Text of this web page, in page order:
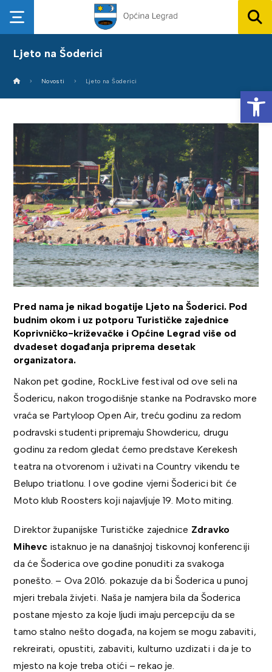
Ljeto na Šoderici
Novosti Ljeto na Šoderici
Pred nama je nikad bogatije Ljeto na Šoderici. Pod
budnim okom i uz potporu Turističke zajednice
Koprivničko-križevačke i Općine Legrad više od
dvadeset događanja priprema desetak
organizatora.
Nakon pet godine, RockLive festival od ove seli na
Šodericu, nakon trogodišnje stanke na Podravsko more
vraća se Partyloop Open Air, treću godinu za redom
podravski studenti pripremaju Showdericu, drugu
godinu za redom gledat ćemo predstave Kerekesh
teatra na otvorenom i uživati na Country vikendu te
Belupo triatlonu. I ove godine vjerni Šoderici bit će
Moto klub Roosters koji najavljuje 19. Moto miting.
Direktor županijske Turističke zajednice Zdravko
Mihevc istaknuo je na današnjoj tiskovnoj konferenciji
da će Šoderica ove godine ponuditi za svakoga
ponešto. – Ova 2016. pokazuje da bi Šoderica u punoj
mjeri trebala živjeti. Naša je namjera bila da Šoderica
postane mjesto za koje ljudi imaju percepciju da se
tamo stalno nešto događa, na kojem se mogu zabaviti,
rekreirati, opustiti, zabaviti, kulturno uzdizati i da je to
mjesto na koje treba otići – rekao je.